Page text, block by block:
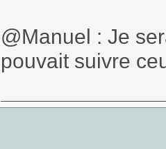
@Manuel : Je
pouvait suivre